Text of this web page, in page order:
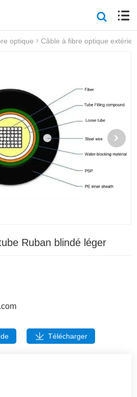
optique Câble à fibre optique
Ruban blindé léger
Télécharger